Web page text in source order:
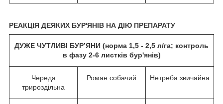
РЕАКЦІЯ ДЕЯКИХ БУР'ЯНІВ НА ДІЮ ПРЕПАРАТУ
ДУЖЕ ЧУТЛИВІ БУР’ЯНИ (норма 1,5 - 2,5 л/га; контроль
в фазу 2-6 листків бур'янів)
Череда
трироздільна
Роман собачий Нетреба звичайна